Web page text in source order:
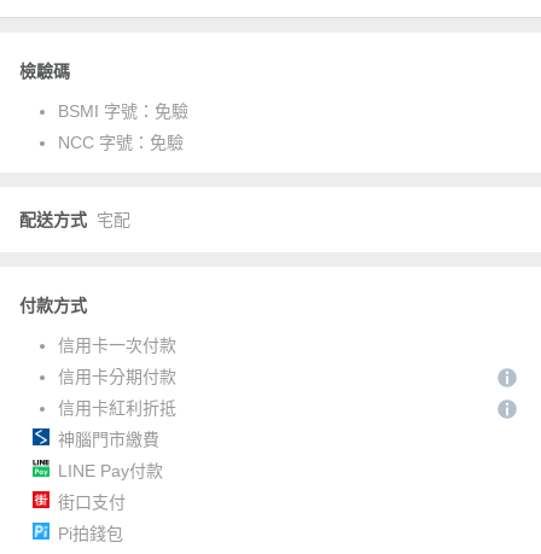
檢驗碼
BSMI 字號： 免驗
NCC 字號： 免驗
配送方式 宅配
付款方式
信用卡一次付款
信用卡分期付款
信用卡紅利折抵
神腦門市繳費
LINE Pay付款
街口支付
Pi拍錢包